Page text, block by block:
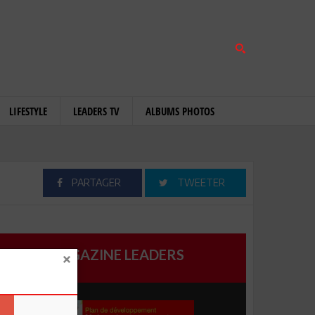
LIFESTYLE LEADERS TV ALBUMS PHOTOS
PARTAGER TWEETER
MAGAZINE LEADERS